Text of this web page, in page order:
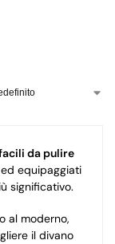
da pulire
ed equipaggiati
significativo.
al moderno,
il divano